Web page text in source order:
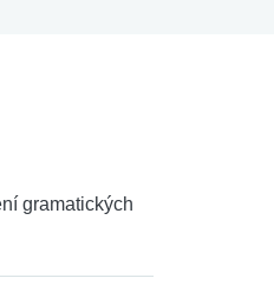
gramatických